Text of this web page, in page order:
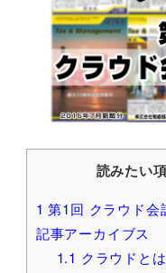
読みたい
1 第1回 クラウド会
記事アーカイブス
1.1 クラウドと